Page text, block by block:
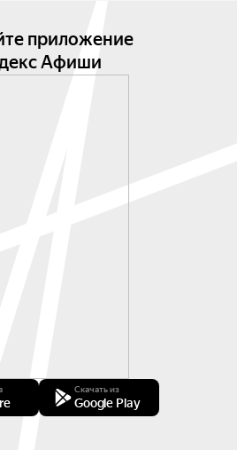
приложение
Афиши
Скачать из
Google Play